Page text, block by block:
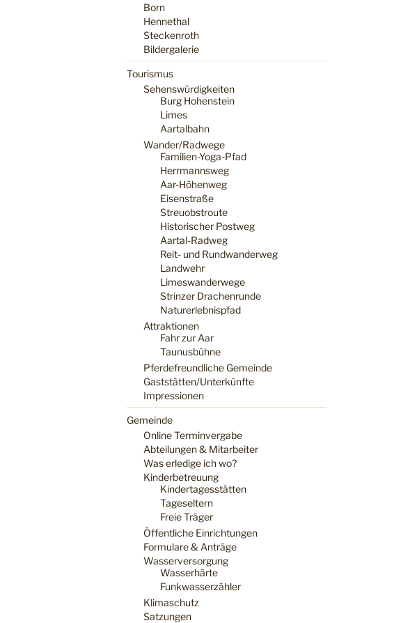
Born
Hennethal
Steckenroth
Bildergalerie
Tourismus
Sehenswürdigkeiten
Burg Hohenstein
Limes
Aartalbahn
Wander/Radwege
Familien-Yoga-Pfad
Herrmannsweg
Aar-Höhenweg
Eisenstraße
Streuobstroute
Historischer Postweg
Aartal-Radweg
Reit- und Rundwanderweg
Landwehr
Limeswanderwege
Strinzer Drachenrunde
Naturerlebnispfad
Attraktionen
Fahr zur Aar
Taunusbühne
Pferdefreundliche Gemeinde
Gaststätten/Unterkünfte
Impressionen
Gemeinde
Online Terminvergabe
Abteilungen & Mitarbeiter
Was erledige ich wo?
Kinderbetreuung
Kindertagesstätten
Tageseltern
Freie Träger
Öffentliche Einrichtungen
Formulare & Anträge
Wasserversorgung
Wasserhärte
Funkwasserzähler
Klimaschutz
Satzungen